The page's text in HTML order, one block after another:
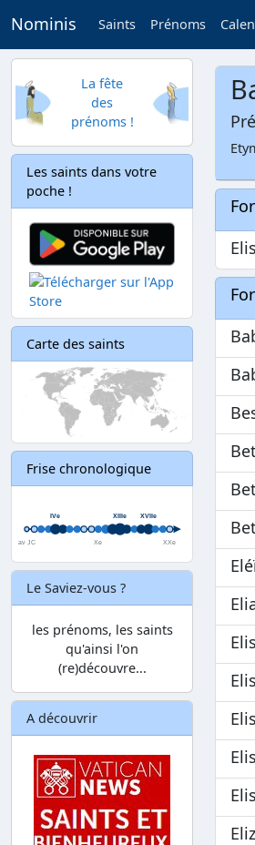
Nominis Saints Prénoms
La fête
des
prénoms !
Les saints dans votre
poche !
Carte des saints
Frise chronologique
Le Saviez-vous ?
les prénoms, les saints
qu'ainsi l'on
(re)découvre...
A découvrir